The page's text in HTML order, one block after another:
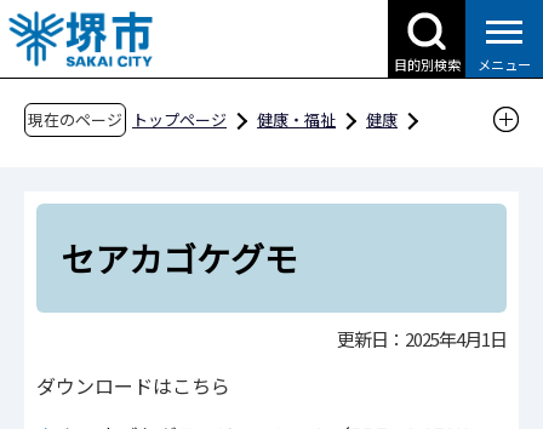
こ
の
ペ
目的別検索 メニュー
現在のページ トップページ 健康・福祉
健康
相談の多いくらしの虫たち
セアカゴケグモ
セアカゴケグモ
更新日：2025年4月1日
ダウンロードはこちら